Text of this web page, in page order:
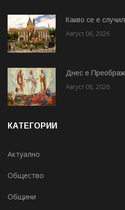
Какво се е
Август 06, 2026
Днес е
Август 06, 2026
КАТЕГОРИИ
Актуално
Общество
Общини